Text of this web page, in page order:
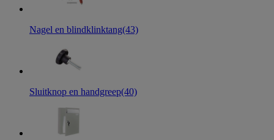
Nagel en blindklinktang(43)
Sluitknop en handgreep(40)